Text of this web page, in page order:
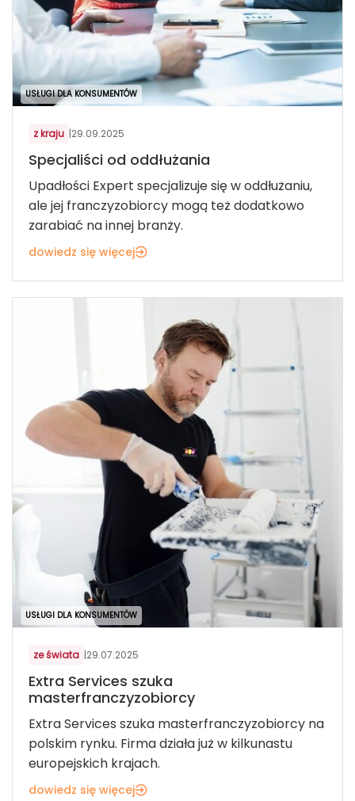
USŁUGI DLA KONSUMENTÓW
z kraju |29.09.2025
Specjaliści od oddłużania
Upadłości Expert specjalizuje się w oddłużaniu,
ale jej franczyzobiorcy mogą też dodatkowo
zarabiać na innej branży.
dowiedz się więcej
USŁUGI DLA KONSUMENTÓW
ze świata |29.07.2025
Extra Services szuka
masterfranczyzobiorcy
Extra Services szuka masterfranczyzobiorcy na
polskim rynku. Firma działa już w kilkunastu
europejskich krajach.
dowiedz się więcej